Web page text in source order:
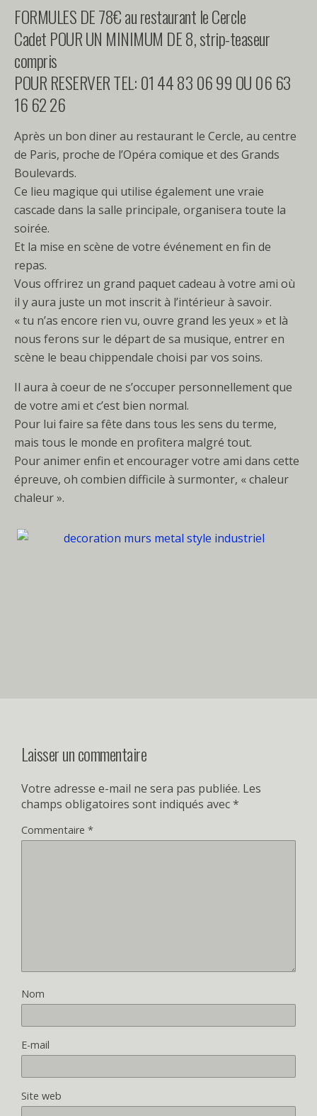
FORMULES DE 78€ au restaurant le Cercle
Cadet POUR UN MINIMUM DE 8, strip-teaseur
compris
POUR RESERVER TEL: 01 44 83 06 99 OU 06 63
16 62 26
Après un bon diner au restaurant le Cercle, au centre
de Paris, proche de l’Opéra comique et des Grands
Boulevards.
Ce lieu magique qui utilise également une vraie
cascade dans la salle principale, organisera toute la
soirée.
Et la mise en scène de votre événement en fin de
repas.
Vous offrirez un grand paquet cadeau à votre ami où
il y aura juste un mot inscrit à l’intérieur à savoir.
« tu n’as encore rien vu, ouvre grand les yeux » et là
nous ferons sur le départ de sa musique, entrer en
scène le beau chippendale choisi par vos soins.
Il aura à coeur de ne s’occuper personnellement que
de votre ami et c’est bien normal.
Pour lui faire sa fête dans tous les sens du terme,
mais tous le monde en profitera malgré tout.
Pour animer enfin et encourager votre ami dans cette
épreuve, oh combien difficile à surmonter, « chaleur
chaleur ».
Laisser un commentaire
Votre adresse e-mail ne sera pas publiée. Les
champs obligatoires sont indiqués avec*
Commentaire *
Nom
E-mail
Site web